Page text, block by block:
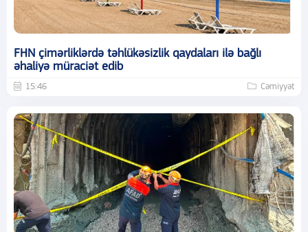
FHN çimərliklərdə təhlükəsizlik qaydaları ilə bağlı
əhaliyə müraciət edib
15:46 Cəmiyyət